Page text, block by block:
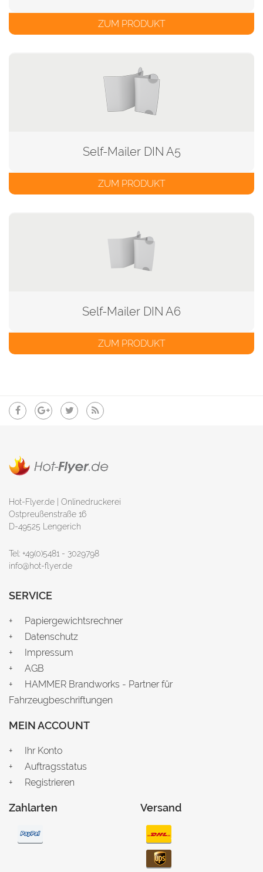
ZUM PRODUKT
Self-Mailer DIN A5
ZUM PRODUKT
Self-Mailer DIN A6
ZUM PRODUKT
Hot-Flyer.de | Onlinedruckerei
Ostpreußenstraße 16
D-49525 Lengerich
Tel: +49(0)5481 - 3029798
info@hot-flyer.de
SERVICE
Papiergewichtsrechner
Datenschutz
Impressum
AGB
HAMMER Brandworks - Partner für
Fahrzeugbeschriftungen
MEIN ACCOUNT
Ihr Konto
Auftragsstatus
Registrieren
Zahlarten Versand